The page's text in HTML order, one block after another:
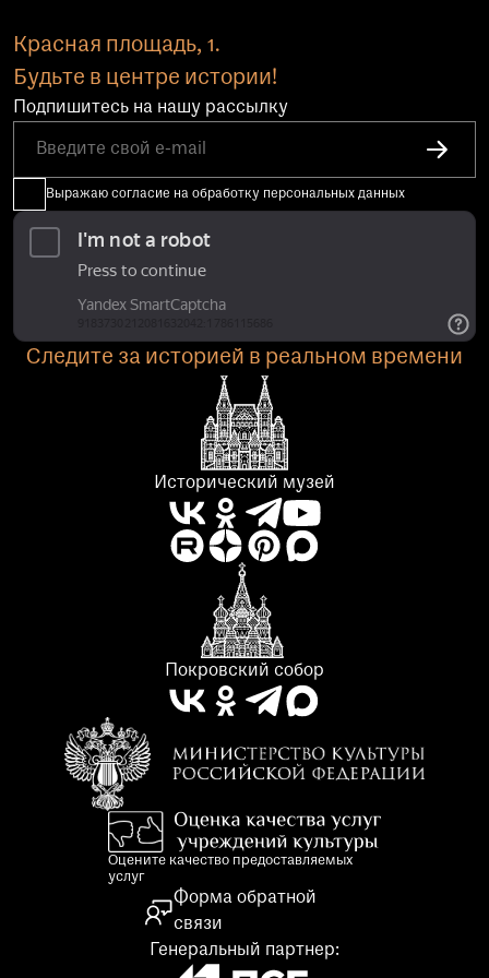
Красная площадь, 1.
Будьте в центре истории!
Подпишитесь на нашу рассылку
Выражаю согласие на обработку персональных данных
Следите за историей в реальном времени
Исторический музей
Покровский собор
Генеральный партнер:
Оцените качество предоставляемых
услуг
Форма обратной
связи